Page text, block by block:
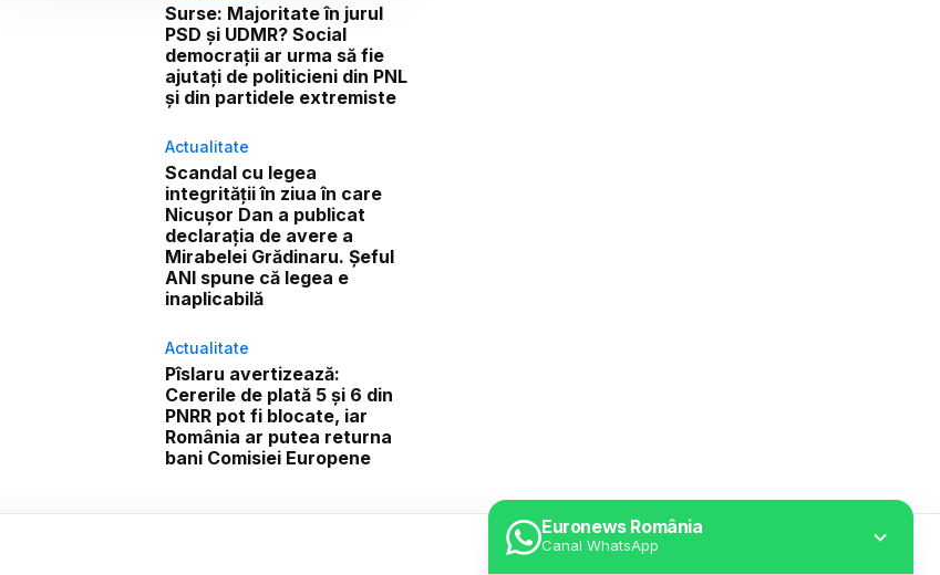
Euronews România
Canal WhatsApp
Surse: Majoritate în jurul
PSD și UDMR? Social
democrații ar urma să fie
ajutați de politicieni din PNL
și din partidele extremiste
Actualitate
Scandal cu legea
integrității în ziua în care
Nicușor Dan a publicat
declarația de avere a
Mirabelei Grădinaru. Șeful
ANI spune că legea e
inaplicabilă
Actualitate
Pîslaru avertizează:
Cererile de plată 5 și 6 din
PNRR pot fi blocate, iar
România ar putea returna
bani Comisiei Europene